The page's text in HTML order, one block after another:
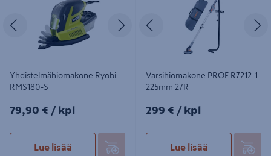
Edellinen Seuraava
Yhdistelmähiomakone Ryobi
RMS180-S
79,90€/kpl
79,90 € / kpl
Lue lisää
Edellinen
Varsihiomakone PROF R7212-1
225mm 27R
299€/kpl
299 € / kpl
Lue lisää